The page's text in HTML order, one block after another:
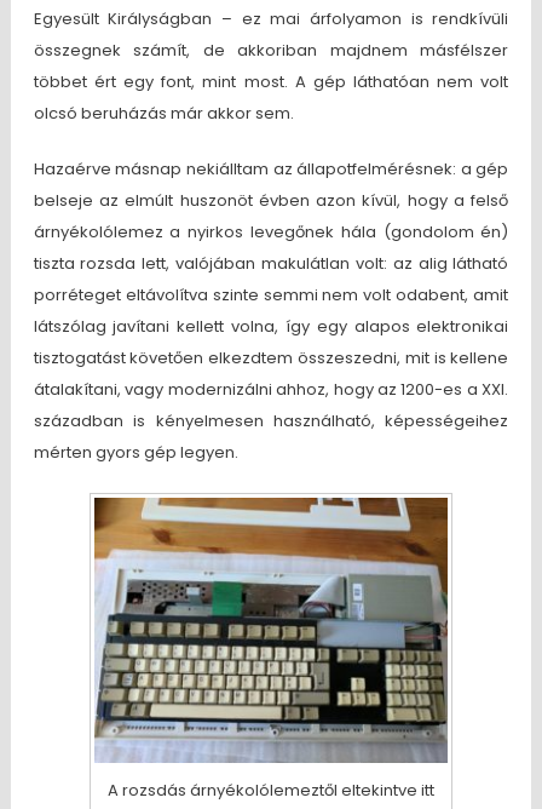
Egyesült Királyságban – ez mai árfolyamon is rendkívüli
összegnek számít, de akkoriban majdnem másfélszer
többet ért egy font, mint most. A gép láthatóan nem volt
olcsó beruházás már akkor sem.
Hazaérve másnap nekiálltam az állapotfelmérésnek: a gép
belseje az elmúlt huszonöt évben azon kívül, hogy a felső
árnyékolólemez a nyirkos levegőnek hála (gondolom én)
tiszta rozsda lett, valójában makulátlan volt: az alig látható
porréteget eltávolítva szinte semmi nem volt odabent, amit
látszólag javítani kellett volna, így egy alapos elektronikai
tisztogatást követően elkezdtem összeszedni, mit is kellene
átalakítani, vagy modernizálni ahhoz, hogy az 1200-es a XXI.
században is kényelmesen használható, képességeihez
mérten gyors gép legyen.
A rozsdás árnyékolólemeztől eltekintve itt